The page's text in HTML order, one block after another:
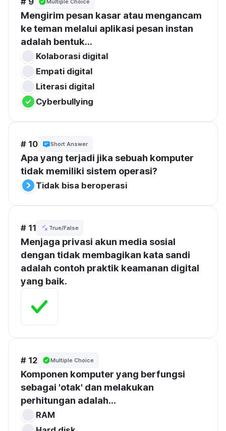
Multiple Choice
Mengirim pesan kasar atau mengancam
ke teman melalui aplikasi pesan instan
adalah bentuk...
Kolaborasi digital
Empati digital
Literasi digital
Cyberbullying
# 10 Short Answer
Apa yang terjadi jika sebuah komputer
tidak memiliki sistem operasi?
Tidak bisa beroperasi
# 11 True/False
Menjaga privasi akun media sosial
dengan tidak membagikan kata sandi
adalah contoh praktik keamanan digital
yang baik.
# 12 Multiple Choice
Komponen komputer yang berfungsi
sebagai 'otak' dan melakukan
perhitungan adalah...
RAM